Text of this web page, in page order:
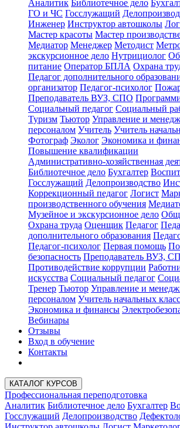
Аналитик Библиотечное дело
ГО и ЧС Госслужащий
Инженер Инструктор автошколы
Мастер красоты Мастер
Медиатор Менеджер Методист
экскурсионное дело Нутрициолог
питание Оператор БПЛА Охрана
Педагог дополнительного
организатор Педагог-психолог
Преподаватель ВУЗ, СПО
Социальный педагог Социальный
Туризм Тьютор Управление и
персоналом Учитель Учитель
Фотограф Эколог Экономика и
Повышение квалификации
Административно-хозяйственная
Библиотечное дело Бухгалтер
Госслужащий Делопроизводство
Коррекционный педагог Логист
производственного обучения
Музейное и экскурсионное дело
Охрана труда Оценщик Педагог
дополнительного образования
Педагог-психолог Первая помощь
безопасность Преподаватель ВУЗ,
Противодействие коррупции
искусства Социальный педагог
Тренер Тьютор Управление и
персоналом Учитель начальных
Экономика и финансы
Вебинары
Отзывы
Вход в обучение
Контакты
КАТАЛОГ КУРСОВ
Профессиональная переподготовка
Аналитик Библиотечное дело Бухгалтер
Госслужащий Делопроизводство